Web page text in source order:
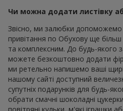
Чи можна додати листівку
Звісно, ми залюбки допоможемо
привітання по Обухову ще
та комплексним. До будь-якого
можете безкоштовно додати
ми ретельно напишемо ваші
нашому сайті доступний
супутніх подарунків для будь-
обрати смачні шоколадні